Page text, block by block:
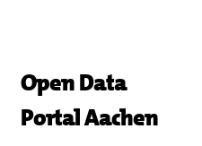
Open Data
Portal Aachen